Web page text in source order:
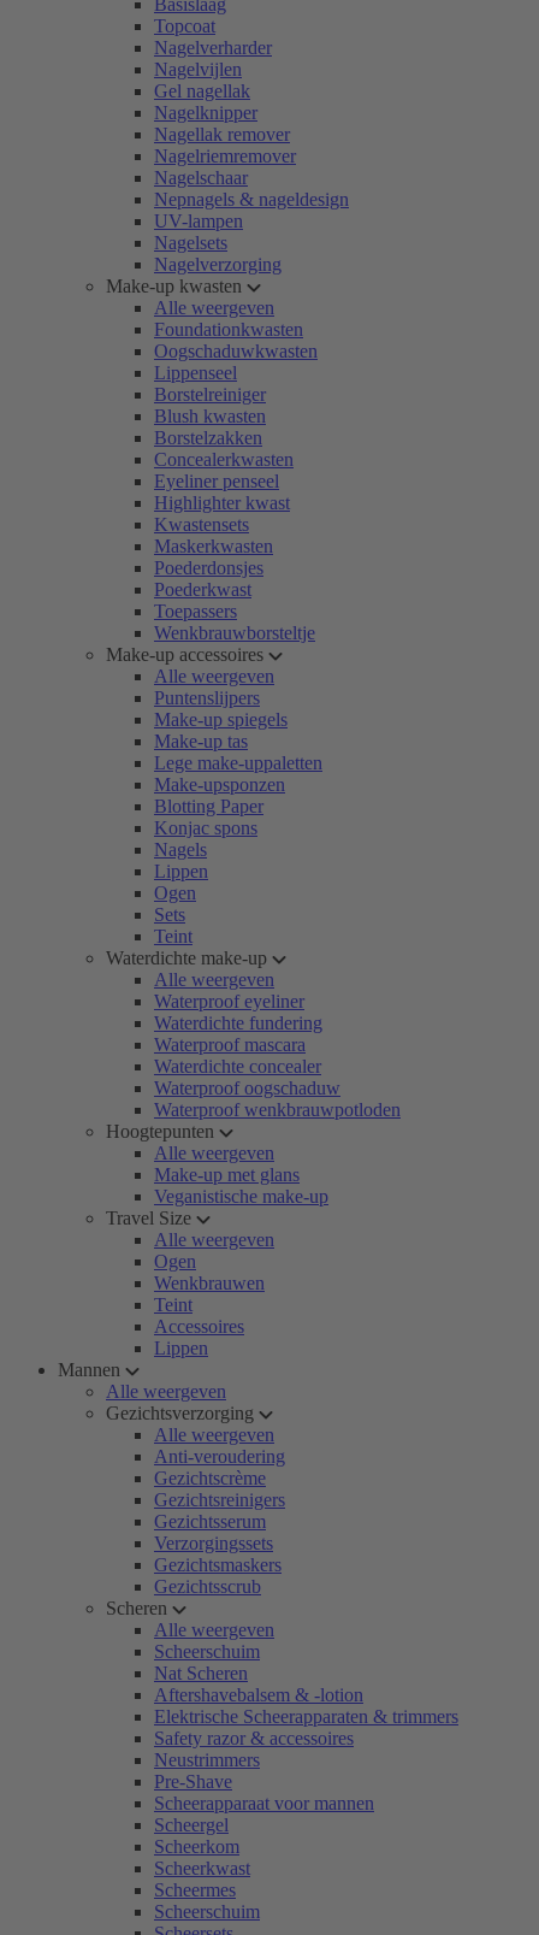
Basislaag
Topcoat
Nagelverharder
Nagelvijlen
Gel nagellak
Nagelknipper
Nagellak remover
Nagelriemremover
Nagelschaar
Nepnagels & nageldesign
UV-lampen
Nagelsets
Nagelverzorging
Make-up kwasten
Alle weergeven
Foundationkwasten
Oogschaduwkwasten
Lippenseel
Borstelreiniger
Blush kwasten
Borstelzakken
Concealerkwasten
Eyeliner penseel
Highlighter kwast
Kwastensets
Maskerkwasten
Poederdonsjes
Poederkwast
Toepassers
Wenkbrauwborsteltje
Make-up accessoires
Alle weergeven
Puntenslijpers
Make-up spiegels
Make-up tas
Lege make-uppaletten
Make-upsponzen
Blotting Paper
Konjac spons
Nagels
Lippen
Ogen
Sets
Teint
Waterdichte make-up
Alle weergeven
Waterproof eyeliner
Waterdichte fundering
Waterproof mascara
Waterdichte concealer
Waterproof oogschaduw
Waterproof wenkbrauwpotloden
Hoogtepunten
Alle weergeven
Make-up met glans
Veganistische make-up
Travel Size
Alle weergeven
Ogen
Wenkbrauwen
Teint
Accessoires
Lippen
Mannen
Alle weergeven
Gezichtsverzorging
Alle weergeven
Anti-veroudering
Gezichtscrème
Gezichtsreinigers
Gezichtsserum
Verzorgingssets
Gezichtsmaskers
Gezichtsscrub
Scheren
Alle weergeven
Scheerschuim
Nat Scheren
Aftershavebalsem & -lotion
Elektrische Scheerapparaten & trimmers
Safety razor & accessoires
Neustrimmers
Pre-Shave
Scheerapparaat voor mannen
Scheergel
Scheerkom
Scheerkwast
Scheermes
Scheerschuim